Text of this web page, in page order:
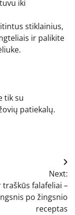
iki
stiklainius,
ir palikite
tik su
patiekalų.
Next:
traškūs falafeliai –
po žingsnio
receptas